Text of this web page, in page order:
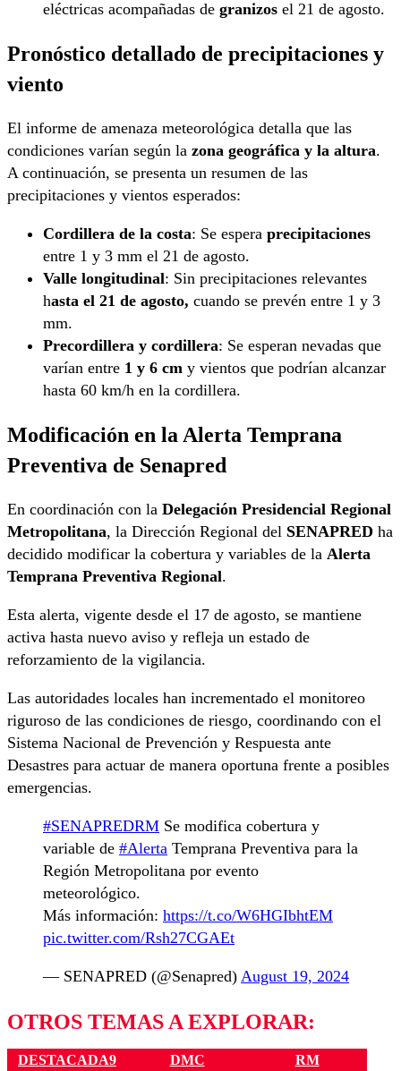
eléctricas acompañadas de granizos el 21 de agosto.
Pronóstico detallado de precipitaciones y
viento
El informe de amenaza meteorológica detalla que las
condiciones varían según la zona geográfica y la altura.
A continuación, se presenta un resumen de las
precipitaciones y vientos esperados:
Cordillera de la costa: Se espera precipitaciones
entre 1 y 3 mm el 21 de agosto.
Valle longitudinal: Sin precipitaciones relevantes
hasta el 21 de agosto, cuando se prevén entre 1 y 3
mm.
Precordillera y cordillera: Se esperan nevadas que
varían entre 1 y 6 cm y vientos que podrían alcanzar
hasta 60 km/h en la cordillera.
Modificación en la Alerta Temprana
Preventiva de Senapred
En coordinación con la Delegación Presidencial Regional
Metropolitana, la Dirección Regional del SENAPRED ha
decidido modificar la cobertura y variables de la Alerta
Temprana Preventiva Regional.
Esta alerta, vigente desde el 17 de agosto, se mantiene
activa hasta nuevo aviso y refleja un estado de
reforzamiento de la vigilancia.
Las autoridades locales han incrementado el monitoreo
riguroso de las condiciones de riesgo, coordinando con el
Sistema Nacional de Prevención y Respuesta ante
Desastres para actuar de manera oportuna frente a posibles
emergencias.
#SENAPREDRM Se modifica cobertura y
variable de #Alerta Temprana Preventiva para la
Región Metropolitana por evento
meteorológico.
Más información: https://t.co/W6HGIbhtEM
pic.twitter.com/Rsh27CGAEt
— SENAPRED (@Senapred) August 19, 2024
OTROS TEMAS A EXPLORAR:
DESTACADA9 DMC
RM